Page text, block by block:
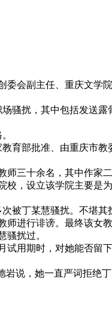
会副主任、重庆文学院
骚扰，其中包括发送露
育部批准、由重庆市教
三十余名，其中作家二
校，设立该学院主要是
被丁某慧骚扰。不堪其
师进行诽谤。最终该女
骚扰过。
试用期时，对她能否留
岩说，她一直严词拒绝